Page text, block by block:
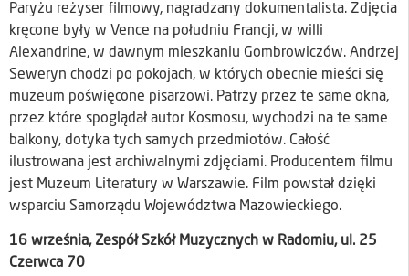
Paryżu reżyser filmowy, nagradzany dokumentalista. Zdjęcia
kręcone były w Vence na południu Francji, w willi
Alexandrine, w dawnym mieszkaniu Gombrowiczów. Andrzej
Seweryn chodzi po pokojach, w których obecnie mieści się
muzeum poświęcone pisarzowi. Patrzy przez te same okna,
przez które spoglądał autor Kosmosu, wychodzi na te same
balkony, dotyka tych samych przedmiotów. Całość
ilustrowana jest archiwalnymi zdjęciami. Producentem filmu
jest Muzeum Literatury w Warszawie. Film powstał dzięki
wsparciu Samorządu Województwa Mazowieckiego.
16 września, Zespół Szkół Muzycznych w Radomiu, ul. 25
Czerwca 70